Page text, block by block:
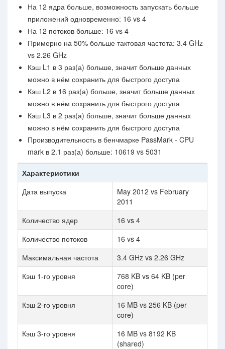
На 12 ядра больше, возможность запускать больше
приложений одновременно: 16 vs 4
На 12 потоков больше: 16 vs 4
Примерно на 50% больше тактовая частота: 3.4 GHz
vs 2.26 GHz
Кэш L1 в 3 раз(а) больше, значит больше данных
можно в нём сохранить для быстрого доступа
Кэш L2 в 16 раз(а) больше, значит больше данных
можно в нём сохранить для быстрого доступа
Кэш L3 в 2 раз(а) больше, значит больше данных
можно в нём сохранить для быстрого доступа
Производительность в бенчмарке PassMark - CPU
mark в 2.1 раз(а) больше: 10619 vs 5031
Характеристики
Дата выпуска
May 2012 vs February
2011
Количество ядер
16 vs 4
Количество потоков
16 vs 4
Максимальная частота
3.4 GHz vs 2.26 GHz
Кэш 1-го уровня
768 KB vs 64 KB (per
core)
Кэш 2-го уровня
16 MB vs 256 KB (per
core)
Кэш 3-го уровня
16 MB vs 8192 KB
(shared)